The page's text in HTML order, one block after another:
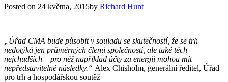
Posted on 24 května, 2015by Richard Hunt
„Úřad CMA bude působit v souladu se skutečností, že se trh
nedotýká jen průměrných členů společnosti, ale také těch
nejchudších – pro něž například účty za energii mohou mít
nepředstavitelné následky.“ Alex Chisholm, generální ředitel, Úřad
pro trh a hospodářskou soutěž